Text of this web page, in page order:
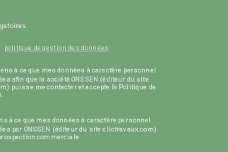
politique de gestion des données
à ce que mes données à caractère personnel
afin que la société ONSSEN (éditeur du site
puisse me contacter et accepte la Politique de
à ce que mes données à caractère personnel
par ONSSEN (éditeur du site clictravaux.com)
commerciale.